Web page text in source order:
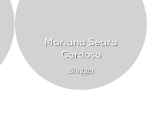
Mariana Seara
Cardoso
Blogger